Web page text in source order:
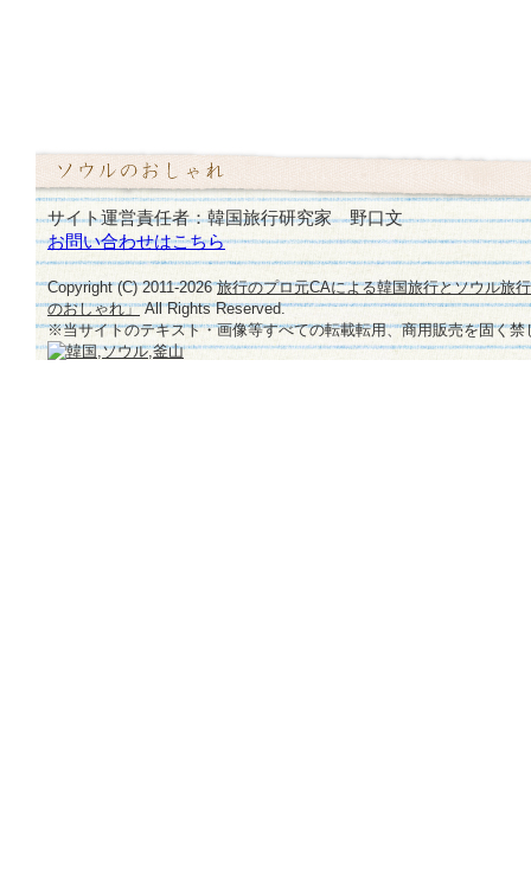
サイト運営責任者：韓国旅行研究家 野口文
お問い合わせはこちら
Copyright (C) 2011-2026旅行のプロ元CAによる韓国旅行とソウル旅
のおしゃれ」All Rights Reserved.
※当サイトのテキスト・画像等すべての転載転用、商用販売を固く禁